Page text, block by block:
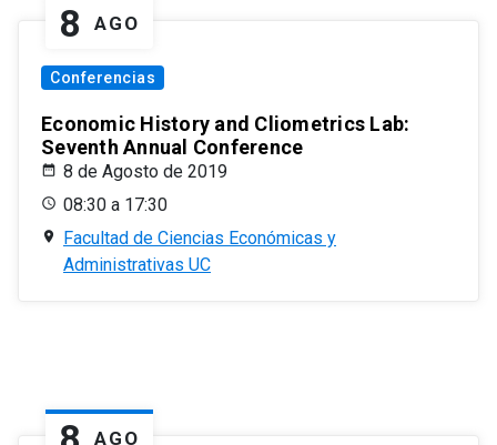
8 AGO
Conferencias
Economic History and Cliometrics Lab:
Seventh Annual Conference
8 de Agosto de 2019
08:30 a 17:30
Facultad de Ciencias Económicas y
Administrativas UC
AGO